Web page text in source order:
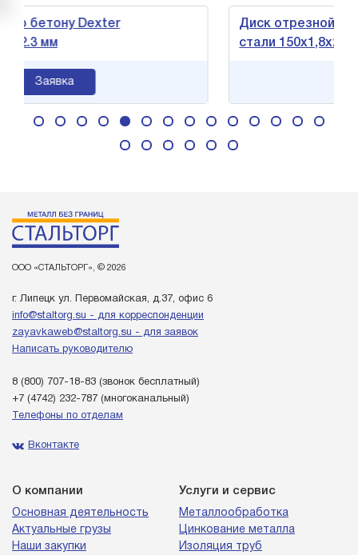
Dexter
Диск отрезной по
стали 150х1,8х22,2
ООО «СТАЛЬТОРГ», © 2026
г. Липецк ул. Первомайская, д.37, офис 6
info@staltorg.su - для корреспонденции
zayavkaweb@staltorg.su - для заявок
Написать руководителю
8 (800) 707-18-83 (звонок бесплатный)
+7 (4742) 232-787 (многоканальный)
Телефоны по отделам
Вконтакте
О компании
Основная деятельность
Актуальные грузы
Наши закупки
Услуги и сервис
Металлообработка
Цинкование металла
Изоляция труб